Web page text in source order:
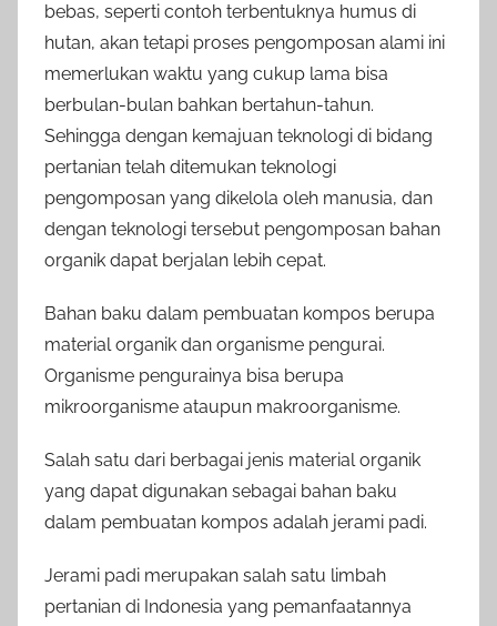
bebas, seperti contoh terbentuknya humus di
hutan, akan tetapi proses pengomposan alami ini
memerlukan waktu yang cukup lama bisa
berbulan-bulan bahkan bertahun-tahun.
Sehingga dengan kemajuan teknologi di bidang
pertanian telah ditemukan teknologi
pengomposan yang dikelola oleh manusia, dan
dengan teknologi tersebut pengomposan bahan
organik dapat berjalan lebih cepat.
Bahan baku dalam pembuatan kompos berupa
material organik dan organisme pengurai.
Organisme pengurainya bisa berupa
mikroorganisme ataupun makroorganisme.
Salah satu dari berbagai jenis material organik
yang dapat digunakan sebagai bahan baku
dalam pembuatan kompos adalah jerami padi.
Jerami padi merupakan salah satu limbah
pertanian di Indonesia yang pemanfaatannya